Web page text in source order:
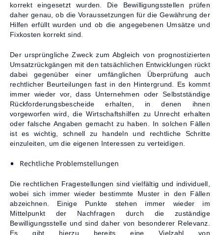
korrekt eingesetzt wurden. Die Bewilligungsstellen prüfen
daher genau, ob die Voraussetzungen für die Gewährung der
Hilfen erfüllt wurden und ob die angegebenen Umsätze und
Fixkosten korrekt sind.
Der ursprüngliche Zweck zum Abgleich von prognostizierten
Umsatzrückgängen mit den tatsächlichen Entwicklungen rückt
dabei gegenüber einer umfänglichen Überprüfung auch
rechtlicher Beurteilungen fast in den Hintergrund. Es kommt
immer wieder vor, dass Unternehmen oder Selbstständige
Rückforderungsbescheide erhalten, in denen ihnen
vorgeworfen wird, die Wirtschaftshilfen zu Unrecht erhalten
oder falsche Angaben gemacht zu haben. In solchen Fällen
ist es wichtig, schnell zu handeln und rechtliche Schritte
einzuleiten, um die eigenen Interessen zu verteidigen.
Rechtliche Problemstellungen
Die rechtlichen Fragestellungen sind vielfältig und individuell,
wobei sich immer wieder bestimmte Muster in den Fällen
abzeichnen. Einige Punkte stehen immer wieder im
Mittelpunkt der Nachfragen durch die zuständige
Bewilligungsstelle und sind daher von besonderer Relevanz.
Es gibt hierzu bereits eine Vielzahl von